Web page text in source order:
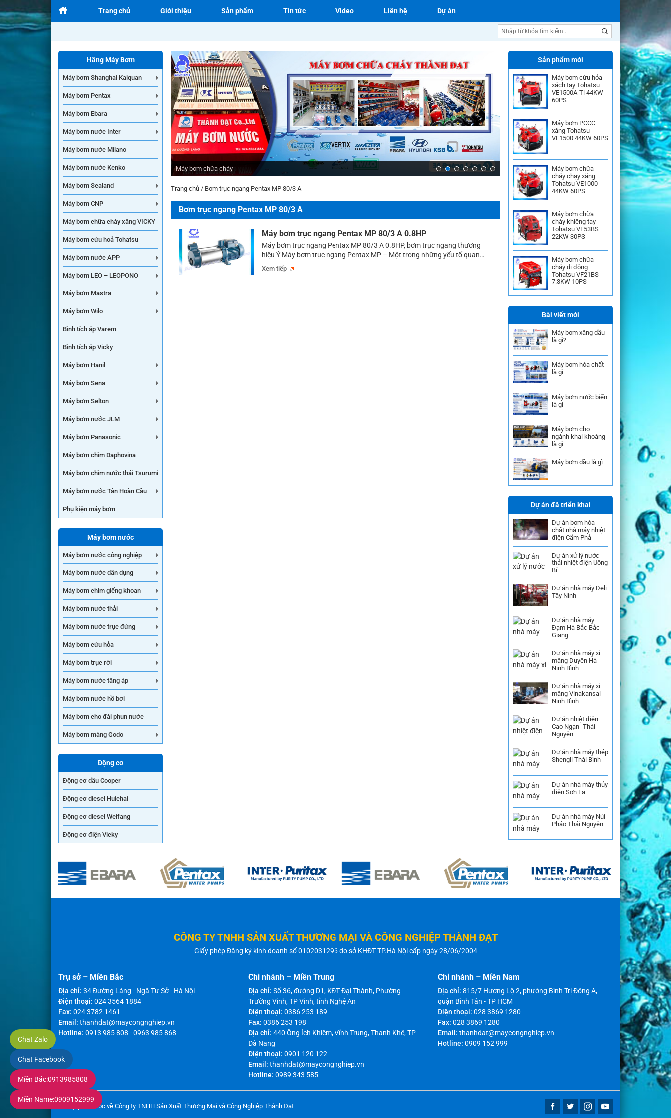
Trang chủ Giới thiệu Sản phẩm Tin tức Video Liên hệ Dự án
Hãng Máy Bơm
Máy bơm Shanghai Kaiquan
Máy bơm Pentax
Máy bơm Ebara
Máy bơm nước Inter
Máy bơm nước Milano
Máy bơm nước Kenko
Máy bơm Sealand
Máy bơm CNP
Máy bơm chữa cháy xăng VICKY
Máy bơm cứu hoả Tohatsu
Máy bơm nước APP
Máy bơm LEO – LEOPONO
Máy bơm Mastra
Máy bơm Wilo
Bình tích áp Varem
Bình tích áp Vicky
Máy bơm Hanil
Máy bơm Sena
Máy bơm Selton
Máy bơm nước JLM
Máy bơm Panasonic
Máy bơm chìm Daphovina
Máy bơm chìm nước thải Tsurumi
Máy bơm nước Tân Hoàn Cầu
Phụ kiện máy bơm
Máy bơm nước
Máy bơm nước công nghiệp
Máy bơm nước dân dụng
Máy bơm chìm giếng khoan
Máy bơm nước thải
Máy bơm nước trục đứng
Máy bơm cứu hỏa
Máy bơm trục rời
Máy bơm nước tăng áp
Máy bơm nước hồ bơi
Máy bơm cho đài phun nước
Máy bơm màng Godo
Động cơ
Động cơ dầu Cooper
Động cơ diesel Huichai
Động cơ diesel Weifang
Động cơ điện Vicky
Máy bơm chữa cháy
Máy bơm nước Ebara
Trang chủ / Bơm trục ngang Pentax MP 80/3 A
Bơm trục ngang Pentax MP 80/3 A
Máy bơm trục ngang Pentax MP 80/3 A 0.8HP
Máy bơm trục ngang Pentax MP 80/3 A 0.8HP, bơm trục ngang thương
hiệu Ý Máy bơm trục ngang Pentax MP – Một trong những yếu tố quan
trọng không thể thiếu bất cứ hoạt động nào của con người hiện nay đó
chính là nước. Để có thể khai thác nước phục vụ con […]
Xem tiếp
Sản phẩm mới
Máy bơm cứu hỏa
xách tay Tohatsu
VE1500A-Ti 44KW
60PS
Máy bơm PCCC
xăng Tohatsu
VE1500 44KW 60PS
Máy bơm chữa
cháy chạy xăng
Tohatsu VE1000
44KW 60PS
Máy bơm chữa
cháy khiêng tay
Tohatsu VF53BS
22KW 30PS
Máy bơm chữa
cháy di động
Tohatsu VF21BS
7.3KW 10PS
Bài viết mới
Máy bơm xăng dầu
là gì?
Máy bơm hóa chất
là gì
Máy bơm nước biển
là gì
Máy bơm cho
ngành khai khoáng
là gì
Máy bơm dầu là gì
Dự án đã triển khai
Dự án bơm hóa
chất nhà máy nhiệt
điện Cẩm Phả
Dự án xử lý nước
thải nhiệt điện Uông
Bí
Dự án nhà máy Deli
Tây Ninh
Dự án nhà máy
Đạm Hà Bắc Bắc
Giang
Dự án nhà máy xi
măng Duyên Hà
Ninh Bình
Dự án nhà máy xi
măng Vinakansai
Ninh Bình
Dự án nhiệt điện
Cao Ngạn- Thái
Nguyên
Dự án nhà máy thép
Shengli Thái Bình
Dự án nhà máy thủy
điện Sơn La
Dự án nhà máy Núi
Pháo Thái Nguyên
CÔNG TY TNHH SẢN XUẤT THƯƠNG MẠI VÀ CÔNG NGHIỆP THÀNH ĐẠT
Giấy phép Đăng ký kinh doanh số 0102031296 do sở KHĐT TP.Hà Nội cấp ngày 28/06/2004
Trụ sở – Miền Bắc
Địa chỉ: 34 Đường Láng - Ngã Tư Sở - Hà Nội
Điện thoại: 024 3564 1884
Fax: 024 3782 1461
Email: thanhdat@maycongnghiep.vn
Hotline: 0913 985 808 -0963 985 868
Chi nhánh – Miền Trung
Địa chỉ: Số 36, đường D1, KĐT Đại Thành, Phường
Trường Vinh, TP Vinh, tỉnh Nghệ An
Điện thoại: 0386 253 189
Fax: 0386 253 198
Địa chỉ: 440 Ông Ích Khiêm, Vĩnh Trung, Thanh Khê, TP
Đà Nẵng
Điện thoại: 0901 120 122
Email: thanhdat@maycongnghiep.vn
Hotline: 0989 343 585
Chi nhánh – Miền Nam
Địa chỉ: 815/7 Hương Lộ 2, phường Bình Trị Đông A,
quận Bình Tân - TP HCM
Điện thoại: 028 3869 1280
Fax: 028 3869 1280
Email: thanhdat@maycongnghiep.vn
Hotline: 0909 152 999
Bản quyền thuộc về Công ty TNHH Sản Xuất Thương Mại và Công Nghiệp Thành Đạt
Chat Zalo
Chat Facebook
Miền Bắc:0913985808
Miền Name:0909152999